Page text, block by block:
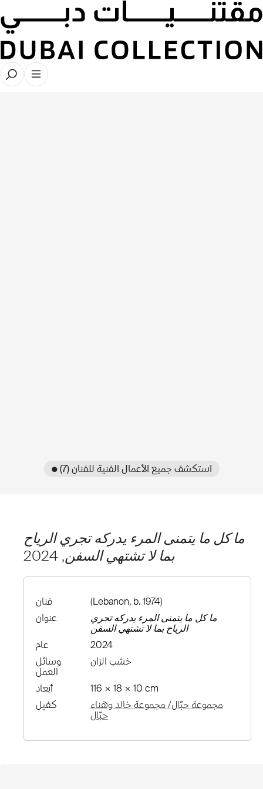
● استكشف جميع الأعمال الفنية للفنان (7)
ما كل ما يتمنى المرء يدركه تجري الرياح
بما لا تشتهي السفن, 2024
فنان
(Lebanon, b. 1974)
عنوان
ما كل ما يتمنى المرء يدركه تجري
الرياح بما لا تشتهي السفن
عام
2024
وسائل
العمل
خشب الزان
أبعاد
116 × 18 × 10 cm
كفيل
مجموعة حبّال/ مجموعة خالد وهناء
حبّال